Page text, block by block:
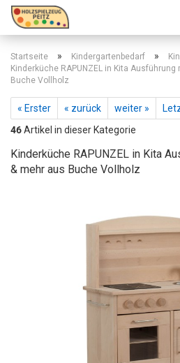
Startseite » Kindergartenbedarf »
Kinderküche RAPUNZEL in Kita Ausführung
Buche Vollholz
« Erster « zurück weiter »
46Artikel in dieser Kategorie
Kinderküche RAPUNZEL in Kita
& mehr aus Buche Vollholz